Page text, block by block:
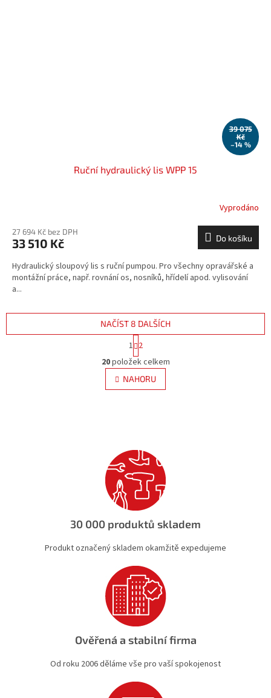
39 075
Kč
–14 %
Ruční hydraulický lis WPP 15
Vyprodáno
27 694 Kč bez DPH
33 510 Kč Do košíku
Hydraulický sloupový lis s ruční pumpou. Pro všechny opravářské a
montážní práce, např. rovnání os, nosníků, hřídelí apod. vylisování
a...
O
v
l
á
p
r
v
k
y
ý
p
s
u
NAČÍST 8 DALŠÍCH
S
t
r
á
n
k
1 2
20položek celkem
NAHORU
30 000 produktů skladem
Produkt označený skladem okamžitě expedujeme
Ověřená a stabilní firma
Od roku 2006 děláme vše pro vaší spokojenost